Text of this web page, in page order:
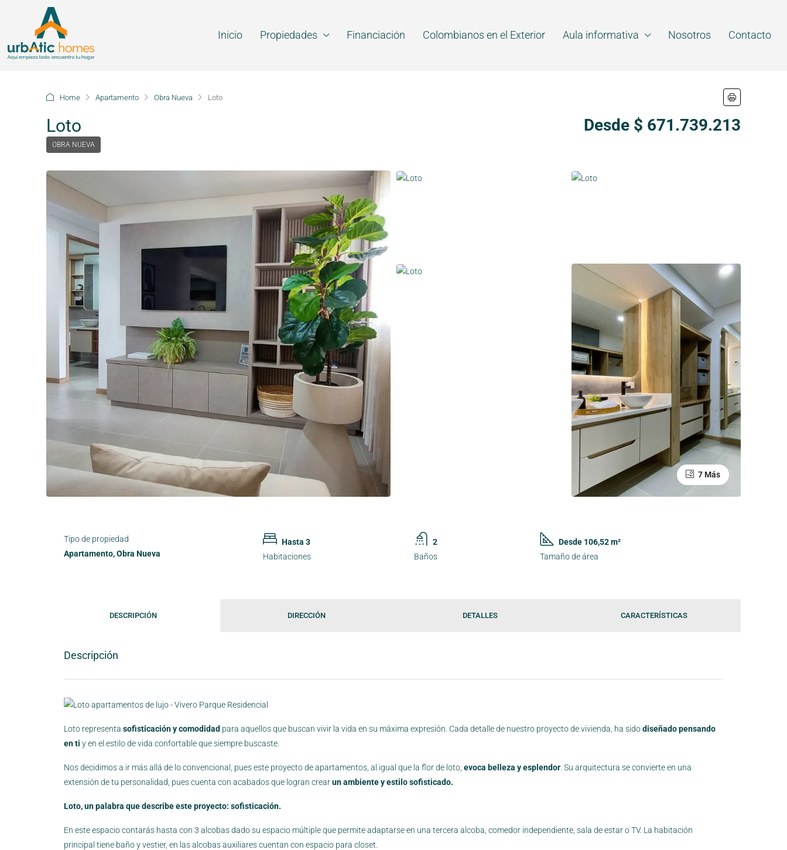
Inicio Propiedades Financiación Colombianos en el Exterior Aula informativa Nosotros Contacto
Home Apartamento Obra Nueva Loto
Loto
OBRA NUEVA
Desde $ 671.739.213
7 Más
Tipo de propiedad
Apartamento, Obra Nueva
Hasta 3
Habitaciones
2
Baños
Desde 106,52 m²
Tamaño de área
DESCRIPCIÓN DIRECCIÓN DETALLES CARACTERÍSTICAS
Descripción
Loto representa sofisticación y comodidad para aquellos que buscan vivir la vida en su máxima expresión. Cada detalle de nuestro proyecto de vivienda, ha sidodiseñado pensando
en ti y en el estilo de vida confortable que siempre buscaste.
Nos decidimos a ir más allá de lo convencional, pues este proyecto de apartamentos, al igual que la flor de loto, evoca belleza y esplendor . Su arquitectura se convierte en una
extensión de tu personalidad, pues cuenta con acabados que logran crearun ambiente y estilo sofisticado.
Loto, un palabra que describe este proyecto: sofisticación.
En este espacio contarás hasta con 3 alcobas dado su espacio múltiple que permite adaptarse en una tercera alcoba, comedor independiente, sala de estar o TV. La habitación
principal tiene baño y vestier, en las alcobas auxiliares cuentan con espacio para closet.